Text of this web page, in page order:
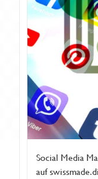
Social Media
auf